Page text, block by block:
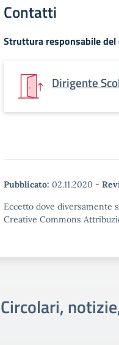
Contatti
Struttura responsabile del
Dirigente
Pubblicato: 02.11.2020 -
Eccetto dove diversamente
Creative Commons
Circolari,